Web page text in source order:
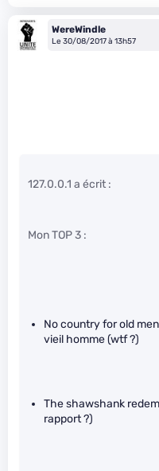
WereWindle
Le 30/08/2017 à 13h57
127.0.0.1 a écrit :
Mon TOP 3 :
No country for old
vieil homme (wtf ?)
The shawshank
rapport ?)